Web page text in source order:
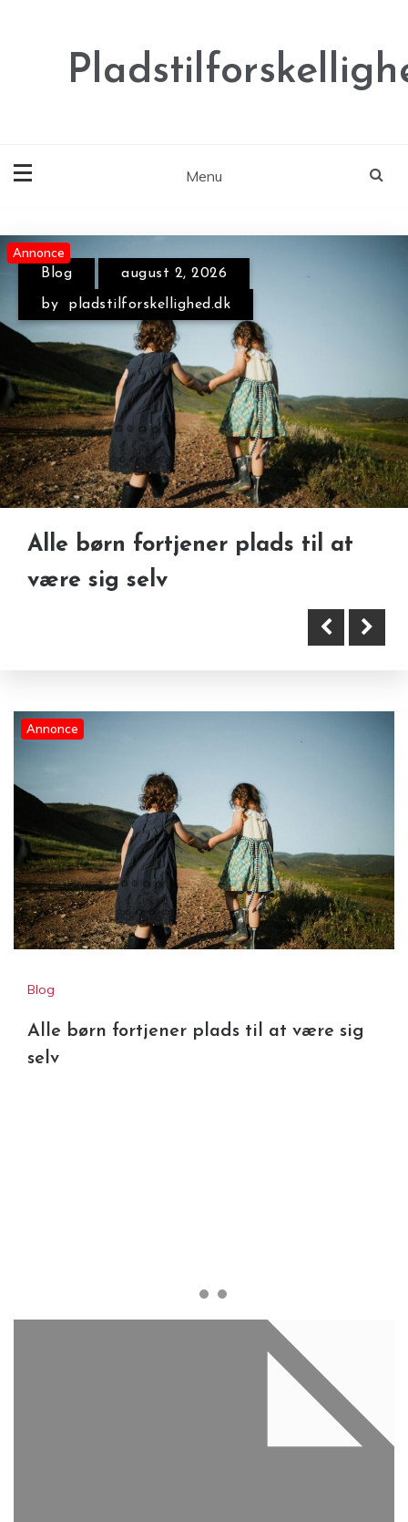
Menu
Blog august 2, 2026
by pladstilforskellighed.dk
Annonce
Alle børn fortjener plads til at
være sig selv
Annonce
Gode tandvaner i en travl
Annonce
Blog
Alle børn fortjener plads til at være sig
selv